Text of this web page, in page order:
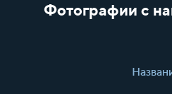
Фотографии с